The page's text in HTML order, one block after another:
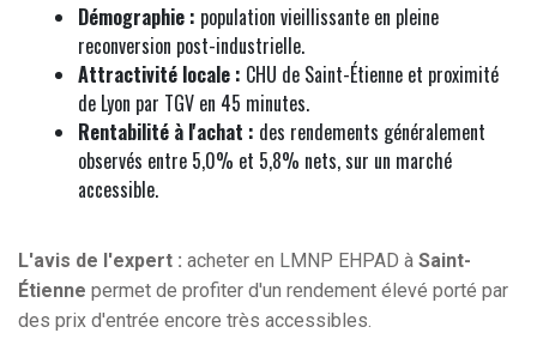
Démographie : population vieillissante en pleine
reconversion post-industrielle.
Attractivité locale : CHU de Saint-Étienne et proximité
de Lyon par TGV en 45 minutes.
Rentabilité à l'achat : des rendements généralement
observés entre 5,0% et 5,8% nets, sur un marché
accessible.
L'avis de l'expert : acheter en LMNP EHPAD à Saint-
Étienne permet de profiter d'un rendement élevé porté par
des prix d'entrée encore très accessibles.